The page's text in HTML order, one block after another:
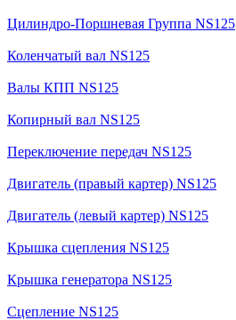
Цилиндро-Поршневая Группа NS125
Коленчатый вал NS125
Валы КПП NS125
Копирный вал NS125
Переключение передач NS125
Двигатель (правый картер) NS125
Двигатель (левый картер) NS125
Крышка сцепления NS125
Крышка генератора NS125
Сцепление NS125